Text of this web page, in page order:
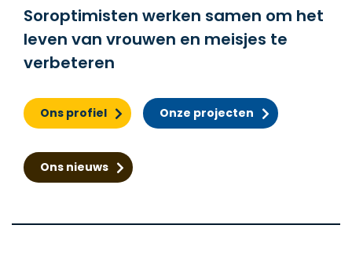
Soroptimisten werken samen om het
leven van vrouwen en meisjes te
verbeteren
Ons profiel Onze projecten
Ons nieuws